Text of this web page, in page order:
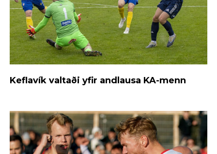
Keflavík valtaði yfir andlausa KA-menn